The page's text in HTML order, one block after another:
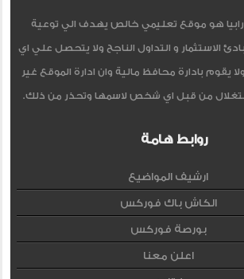
هو موقع تعليمي خالص يهدف الي توعية
الاستثمار و التداول الناجح ولا يتحصل علي اي
يقوم بادارة محافظ مالية وان ادارة الموقع غير
من قبل اي شخص لاسمها وتحذر من ذلك.
روابط هامة
ارشيف المواضيع
الكاش باك فوركس
بورصة فوركس
اعلن معنا